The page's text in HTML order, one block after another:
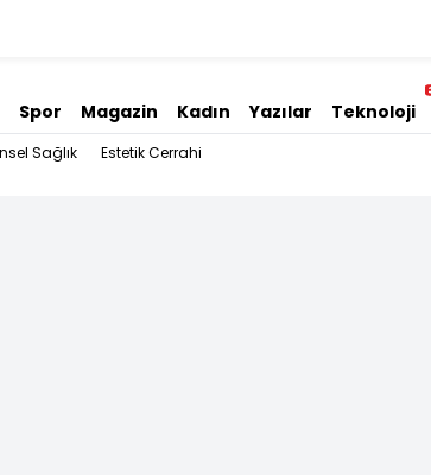
Spor Magazin Kadın Yazılar Teknoloji
Sağlık Estetik Cerrahi